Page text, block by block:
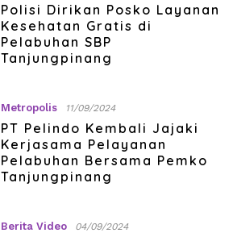
Polisi Dirikan Posko Layanan
Kesehatan Gratis di
Pelabuhan SBP
Tanjungpinang
Metropolis 11/09/2024
PT Pelindo Kembali Jajaki
Kerjasama Pelayanan
Pelabuhan Bersama Pemko
Tanjungpinang
Berita Video 04/09/2024